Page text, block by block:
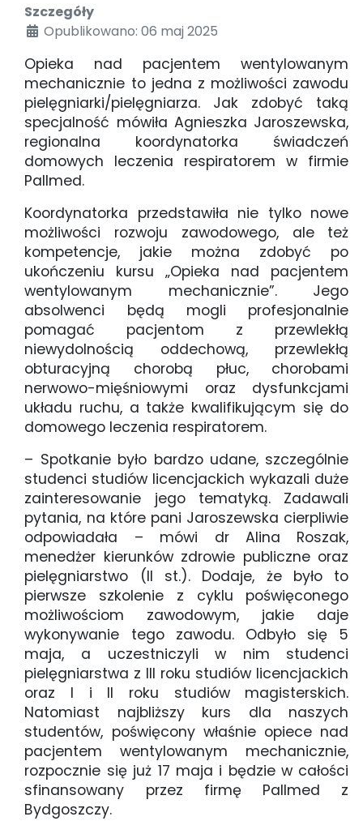
Szczegóły
Opublikowano: 06 maj 2025
Opieka nad pacjentem wentylowanym
mechanicznie to jedna z możliwości zawodu
pielęgniarki/pielęgniarza. Jak zdobyć taką
specjalność mówiła Agnieszka Jaroszewska,
regionalna koordynatorka świadczeń
domowych leczenia respiratorem w firmie
Pallmed.
Koordynatorka przedstawiła nie tylko nowe
możliwości rozwoju zawodowego, ale też
kompetencje, jakie można zdobyć po
ukończeniu kursu „Opieka nad pacjentem
wentylowanym mechanicznie”. Jego
absolwenci będą mogli profesjonalnie
pomagać pacjentom z przewlekłą
niewydolnością oddechową, przewlekłą
obturacyjną chorobą płuc, chorobami
nerwowo-mięśniowymi oraz dysfunkcjami
układu ruchu, a także kwalifikującym się do
domowego leczenia respiratorem.
– Spotkanie było bardzo udane, szczególnie
studenci studiów licencjackich wykazali duże
zainteresowanie jego tematyką. Zadawali
pytania, na które pani Jaroszewska cierpliwie
odpowiadała – mówi dr Alina Roszak,
menedżer kierunków zdrowie publiczne oraz
pielęgniarstwo (II st.). Dodaje, że było to
pierwsze szkolenie z cyklu poświęconego
możliwościom zawodowym, jakie daje
wykonywanie tego zawodu. Odbyło się 5
maja, a uczestniczyli w nim studenci
pielęgniarstwa z III roku studiów licencjackich
oraz I i II roku studiów magisterskich.
Natomiast najbliższy kurs dla naszych
studentów, poświęcony właśnie opiece nad
pacjentem wentylowanym mechanicznie,
rozpocznie się już 17 maja i będzie w całości
sfinansowany przez firmę Pallmed z
Bydgoszczy.